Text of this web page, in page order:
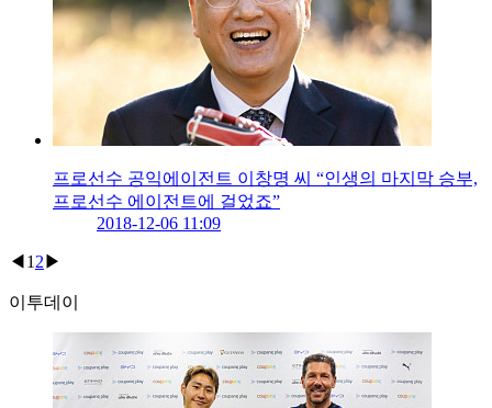
프로선수 공익에이전트 이창명 씨 “인생의 마지막 승부,
프로선수 에이전트에 걸었죠”
2018-12-06 11:09
◀ 1 2 ▶
이투데이